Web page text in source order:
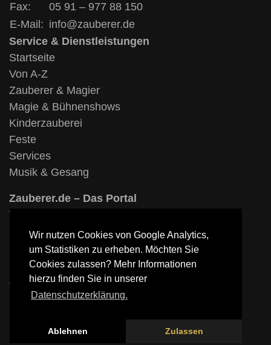
Wir nutzen Cookies von Google Analytics,
um Statistiken zu erheben. Möchten Sie
Cookies zulassen? Mehr Informationen
hierzu finden Sie in unserer
Datenschutzerklärung.
Ablehnen Zulassen
Fax:
05 91 – 977 88 150
E-Mail: info@zauberer.de
Service & Dienstleistungen
Startseite
Von A-Z
Zauberer & Magier
Magie & Bühnenshows
Kinderzauberei
Feste
Services
Musik & Gesang
Zauberer.de – Das Portal
Widerrufsbelehrung
Datenschutzerklärung
Unsere Partner
Impressum
AGB